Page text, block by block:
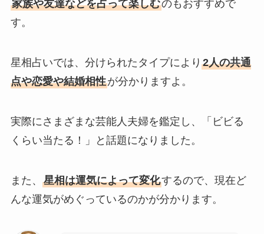
家族や友達などを占って楽しむのもおすすめで
す。
星相占いでは、分けられたタイプにより 2人の共通
点や恋愛や結婚相性が分かりますよ。
実際にさまざまな芸能人夫婦を鑑定し、「ビビる
くらい当たる！」と話題になりました。
また、 星相は運気によって変化するので、現在ど
んな運気がめぐっているのかが分かります。